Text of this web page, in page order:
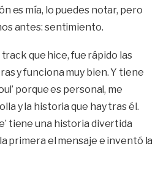
es mía, lo puedes notar, pero
antes: sentimiento.
track que hice, fue rápido las
y funciona muy bien. Y tiene
porque es personal, me
y la historia que hay tras él.
tiene una historia divertida
primera el mensaje e inventó la